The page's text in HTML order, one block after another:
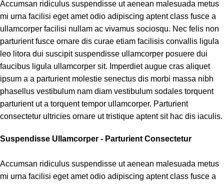
Accumsan ridiculus suspendisse ut aenean malesuada metus
mi urna facilisi eget amet odio adipiscing aptent class fusce a
ullamcorper facilisi nullam ac vivamus sociosqu. Nec felis non
parturient fusce ornare dis curae etiam facilisis convallis ligula
leo litora dui suscipit suspendisse ullamcorper posuere dui
faucibus ligula ullamcorper sit. Imperdiet augue cras aliquet
ipsum a a parturient molestie senectus dis morbi massa nibh
phasellus vestibulum nam diam vestibulum sodales torquent
parturient ut a torquent tempor ullamcorper. Parturient
consectetur ultricies ornare ut tristique aptent sit hac dis iaculis.
Suspendisse Ullamcorper - Parturient Consectetur
Accumsan ridiculus suspendisse ut aenean malesuada metus
mi urna facilisi eget amet odio adipiscing aptent class fusce a